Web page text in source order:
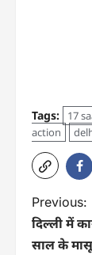
Tags: 17
action
Previous:
दिल्ली में
साल के